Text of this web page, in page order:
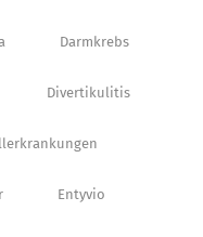
Darmkrebs
Divertikulitis
Entyvio